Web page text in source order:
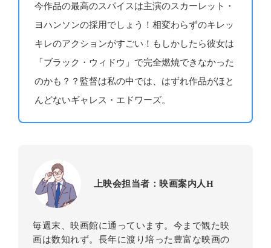
今作品の最高のスパイスは主演のスカーレット・
ヨハンソンの採用でしょう！相変わらずのキレッ
キレのアクションがすごい！もしかしたら彼女は
「ブラック・ウィドウ」で完全燃焼できなかった
のかも？？監督は私の中では、はずれ作品がほと
んどないギャレス・エドワーズ。
上映会担当者：映画案内人H
毎週末、映画館に通っています。今まで観た映
画は数知れず。長年に渡り培った豊富な映画の